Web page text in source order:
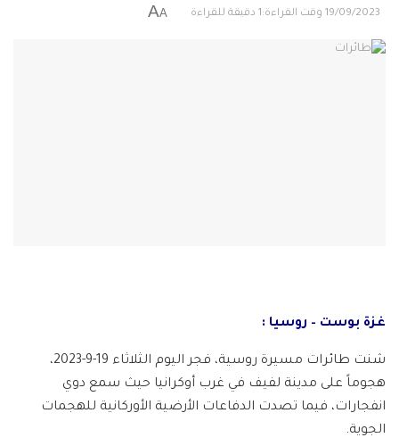
19/09/2023 وقت القراءة:1 دقيقة للقراءة A
A
غزة بوست – روسيا :
شنت طائرات مسيرة روسية، فجر اليوم الثلاثاء 19-9-2023،
هجوماً على مدينة لفيف في غرب أوكرانيا حيث سمع دوي
انفجارات، فيما تصدت الدفاعات الأرضية الأوركانية للهجمات
الجوية.